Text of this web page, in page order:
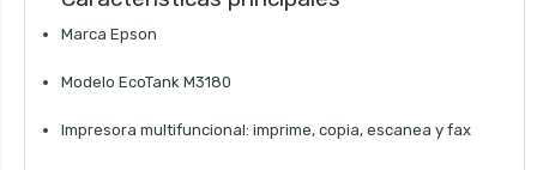
Marca Epson
Modelo EcoTank M3180
Impresora multifuncional: imprime, copia, escanea y fax